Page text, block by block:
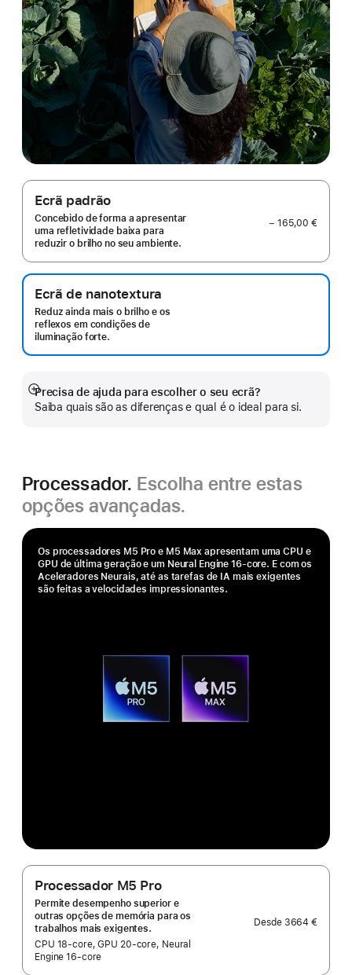
Ecrã padrão
Concebido de forma a apresentar
uma refletividade baixa para
reduzir o brilho no seu ambiente.
− 165,00 €
Ecrã de nanotextura
Reduz ainda mais o brilho e os
reflexos em condições de
iluminação forte.
Precisa de ajuda para escolher o seu ecrã?
Saiba quais são as diferenças e qual é o ideal para si.
Veja
mais
Processador. Escolha entre estas
opções avançadas.
Os processadores M5 Pro e M5 Max apresentam uma CPU e
GPU de última geração e um Neural Engine 16‑core. E com os
Aceleradores Neurais, até as tarefas de IA mais exigentes
são feitas a velocidades impressionantes.
Processador M5 Pro
Permite desempenho superior e
outras opções de memória para os
trabalhos mais exigentes.
CPU 18-core, GPU 20-core, Neural
Engine 16-core
Desde 3664 €